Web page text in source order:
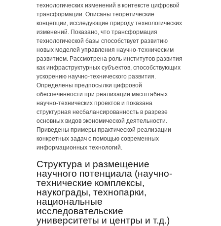
технологических изменений в контексте цифровой
трансформации. Описаны теоретические
концепции, исследующие природу технологических
изменений. Показано, что трансформация
технологической базы способствует развитию
новых моделей управления научно-техническим
развитием. Рассмотрена роль институтов развития
как инфраструктурных субъектов, способствующих
ускорению научно-технического развития.
Определены предпосылки цифровой
обеспеченности при реализации масштабных
научно-технических проектов и показана
структурная несбалансированность в разрезе
основных видов экономической деятельности.
Приведены примеры практической реализации
конкретных задач с помощью современных
информационных технологий.
Структура и размещение
научного потенциала (научно-
технические комплексы,
наукограды, технопарки,
национальные
исследовательские
университеты и центры и т.д.)